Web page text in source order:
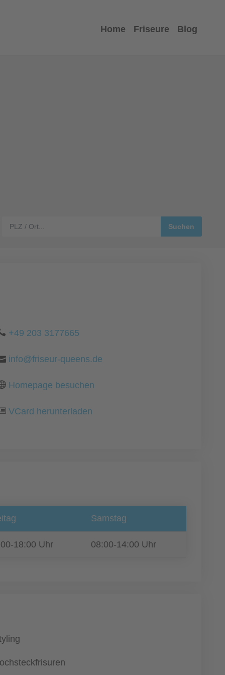
Home Friseure Blog
+49 203 3177665
info@friseur-queens.de
Homepage besuchen
VCard herunterladen
Samstag
18:00 Uhr 08:00-14:00 Uhr